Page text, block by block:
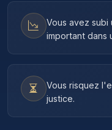
Vous avez subi
important dans
Vous risquez
justice.